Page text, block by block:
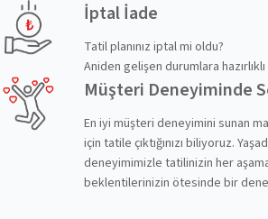
İptal İade
Tatil planınız iptal mi oldu?
Aniden gelişen durumlara
Müşteri Deneyiminde
En iyi müşteri deneyimini sunan
için tatile çıktığınızı biliyoruz.
deneyimimizle tatilinizin her
beklentilerinizin ötesinde bir